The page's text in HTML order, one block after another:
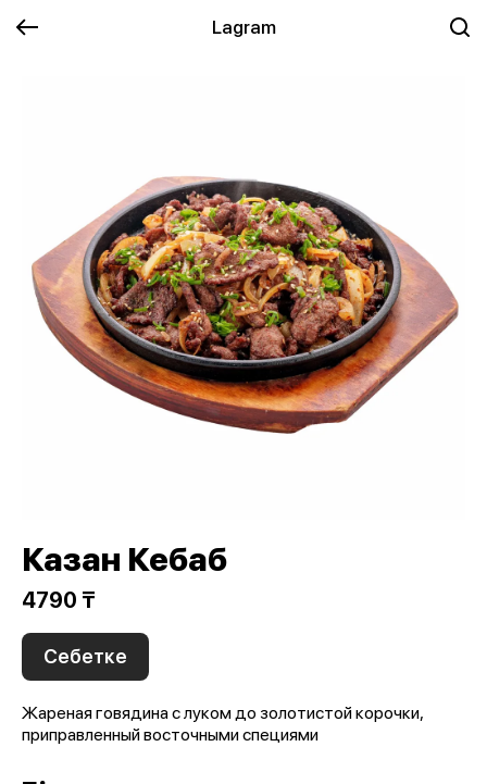
Lagram
Казан Кебаб
4790 ₸
Себетке
Жареная говядина с луком до золотистой корочки,
приправленный восточными специями